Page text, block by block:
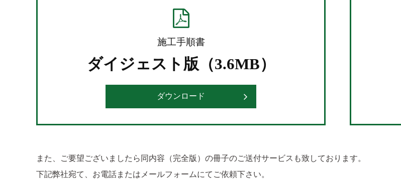
施工手順書
ダイジェスト版（3.6MB）
ダウンロード
また、ご要望ございましたら同内容（完全版）の冊子のご送付サービスも致しております。
下記弊社宛て、お電話またはメールフォームにてご依頼下さい。